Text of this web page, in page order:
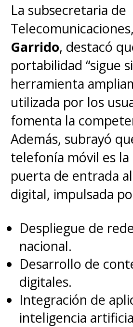
La subsecretaria de
Telecomunicaciones,
Garrido, destacó
portabilidad “sigue
herramienta
utilizada por los
fomenta la
Además, subrayó
telefonía móvil es
puerta de entrada
digital, impulsada
Despliegue de
nacional.
Desarrollo de
digitales.
Integración de
inteligencia